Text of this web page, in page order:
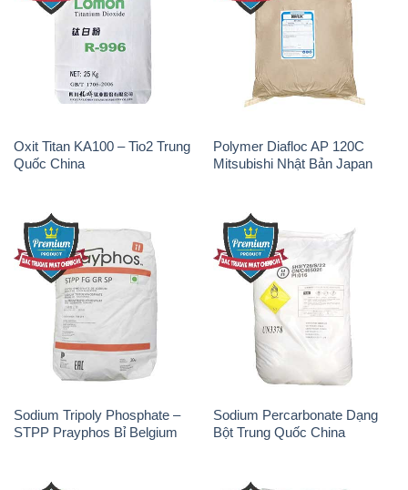
Oxit Titan KA100 – Tio2 Trung
Polymer Diafloc AP 120C
Mitsubishi Nhật Bản Japan
Sodium Tripoly Phosphate –
STPP Prayphos Bỉ Belgium
Sodium Percarbonate Dạng
Bột Trung Quốc China